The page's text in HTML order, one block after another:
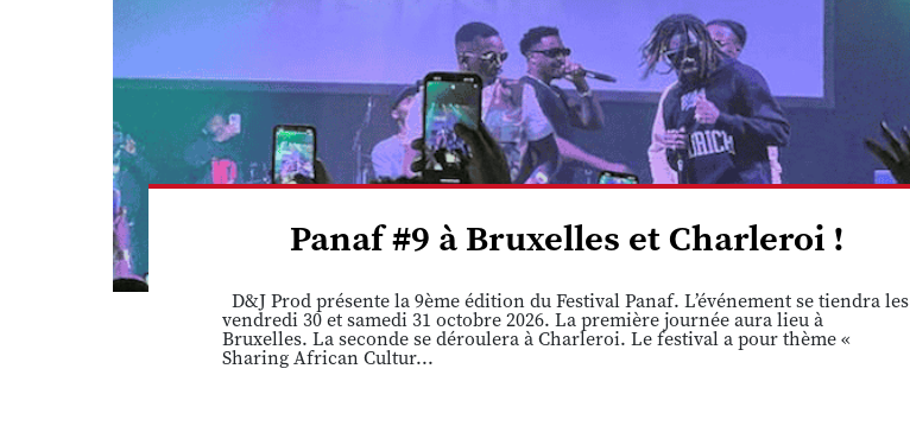
Panaf #9 à Bruxelles et Charleroi !
D&J Prod présente la 9ème édition du Festival Panaf. L’événement se tiendra les
vendredi 30 et samedi 31 octobre 2026. La première journée aura lieu à
Bruxelles. La seconde se déroulera à Charleroi. Le festival a pour thème «
Sharing African Cultur...